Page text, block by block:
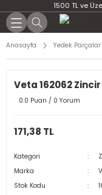
1500 TL ve
Anasayfa Yedek Parçalar
Veta 162062
0.0 Puan / 0 Yorum
171,38 TL
Kategori
Marka
Stok Kodu